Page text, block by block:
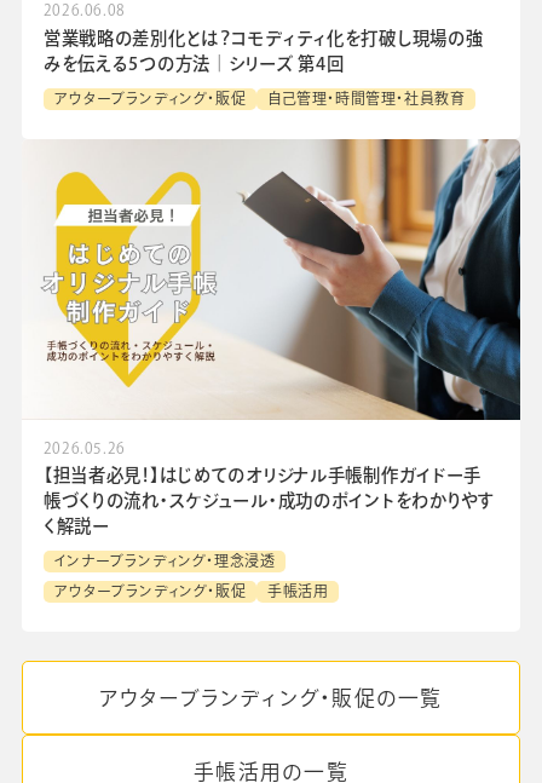
2026.06.08
営業戦略の差別化とは？コモディティ化を打破し現場の強
みを伝える5つの方法│シリーズ 第4回
アウターブランディング・販促 自己管理・時間管理・社員教育
2026.05.26
【担当者必見！】はじめてのオリジナル手帳制作ガイドー手
帳づくりの流れ・スケジュール・成功のポイントをわかりやす
く解説ー
インナーブランディング・理念浸透
アウターブランディング・販促 手帳活用
アウターブランディング・販促の一覧
手帳活用の一覧